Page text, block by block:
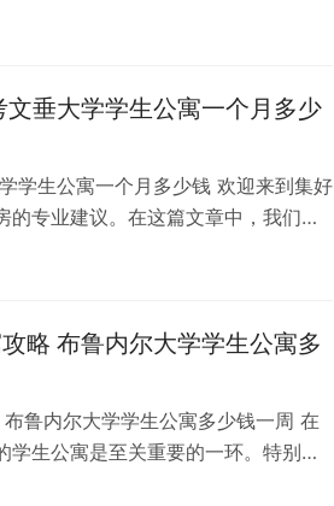
越的…
垂大学学生公寓一个月多少
学生公寓一个月多少钱 欢迎来到集好
专业建议。在这篇文章中，我们将
，以…
略 布鲁内尔大学学生公寓多
鲁内尔大学学生公寓多少钱一周 在
生公寓是至关重要的一环。特别是